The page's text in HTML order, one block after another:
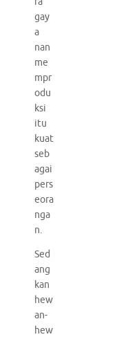
gay
a
nan
me
mpr
odu
ksi
itu
kuat
seb
agai
pers
eora
nga
n.
Sed
ang
kan
hew
an-
hew